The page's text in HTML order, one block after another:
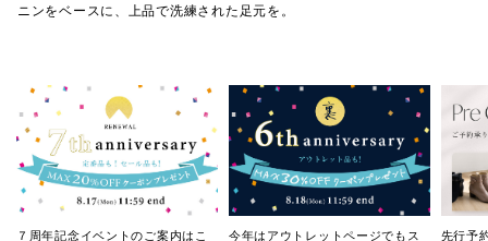
ニンをベースに、上品で洗練された足元を。
７周年記念イベントのご案内はこ
今年はアウトレットページでもス
先行予